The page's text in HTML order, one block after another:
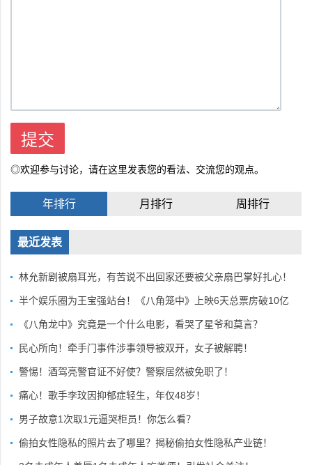
◎欢迎参与讨论，请在这里发表您的看法、交流您的观点。
年排行 月排行 周排行
最近发表
林允新剧被扇耳光，有苦说不出回家还要被父亲扇巴掌好扎心！
半个娱乐圈为王宝强站台！《八角笼中》上映6天总票房破10亿
《八角龙中》究竟是一个什么电影，看哭了星爷和莫言？
民心所向！牵手门事件涉事领导被双开，女子被解聘！
警惕！酒驾亮警官证不好使？警察居然被免职了！
痛心！歌手李玟因抑郁症轻生，年仅48岁！
男子故意1次取1元逼哭柜员！你怎么看？
偷拍女性隐私的照片去了哪里？揭秘偷拍女性隐私产业链！